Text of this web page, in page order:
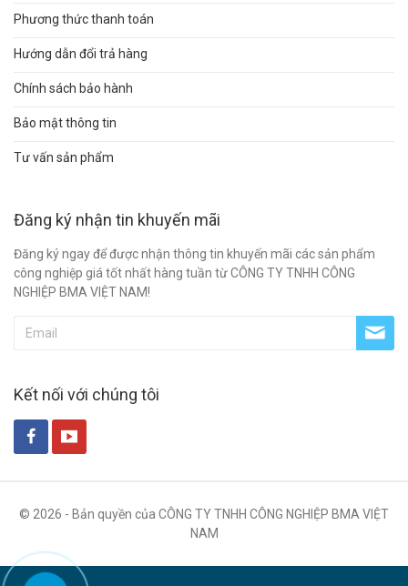
Phương thức thanh toán
Hướng dẫn đổi trả hàng
Chính sách bảo hành
Bảo mật thông tin
Tư vấn sản phẩm
Đăng ký nhận tin khuyến mãi
Đăng ký ngay để được nhận thông tin khuyến mãi các sản phẩm
công nghiệp giá tốt nhất hàng tuần từ CÔNG TY TNHH CÔNG
NGHIỆP BMA VIỆT NAM!
Kết nối với chúng tôi
© 2026 - Bản quyền của CÔNG TY TNHH CÔNG NGHIỆP BMA VIỆT
NAM